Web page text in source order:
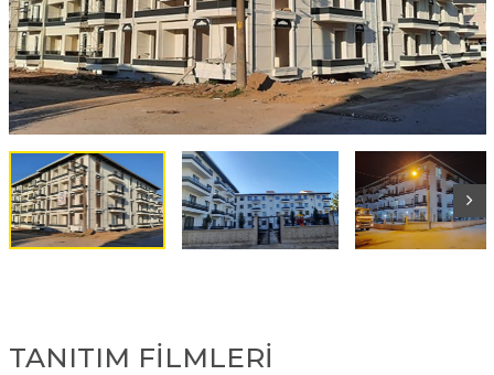
TANITIM FİLMLERİ